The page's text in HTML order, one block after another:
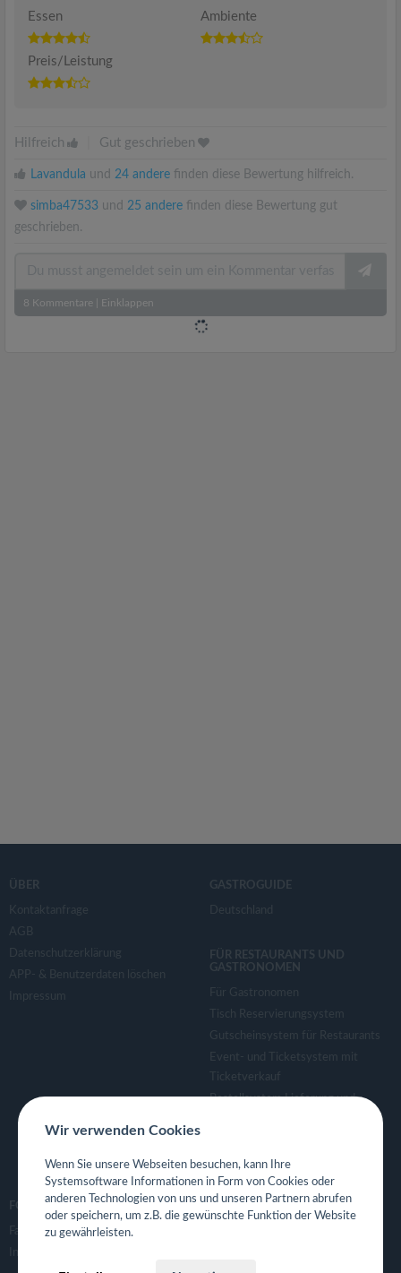
Essen Ambiente
Preis/Leistung
Hilfreich Gut geschrieben
Lavandula und 24 andere finden diese Bewertung hilfreich.
simba47533 und 25 andere finden diese Bewertung gut
geschrieben.
8 Kommentare Einklappen
ÜBER
Kontaktanfrage
AGB
Datenschutzerklärung
APP- & Benutzerdaten löschen
Impressum
GASTROGUIDE
Deutschland
FÜR RESTAURANTS UND
GASTRONOMEN
Für Gastronomen
Tisch Reservierungsystem
Gutscheinsystem für Restaurants
Event- und Ticketsystem mit
Ticketverkauf
Bestellsystem Lieferung und
Eigene App für Restaurant
FOLGE UNS
Facebook
Instagram
Wir verwenden Cookies
Wenn Sie unsere Webseiten besuchen, kann Ihre
Systemsoftware Informationen in Form von Cookies oder
anderen Technologien von uns und unseren Partnern abrufen
oder speichern, um z.B. die gewünschte Funktion der Website
zu gewährleisten.